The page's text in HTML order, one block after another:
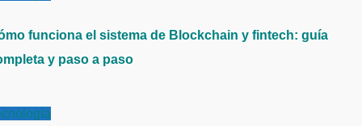
funciona el sistema de Blockchain y fintech: guía
y paso a paso